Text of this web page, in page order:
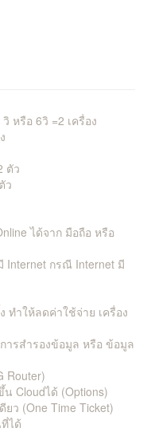
หรือ 6วิ =2 เครื่อง
ตัว
ว
ได้จาก มือถือ หรือ
Internet กรณี Internet มี
ำให้ลดค่าใช้จ่าย เครื่อง
ารสำรองข้อมูล หรือ ข้อมูล
Router)
Cloudได้ (Options)
ว (One Time Ticket)
ได้